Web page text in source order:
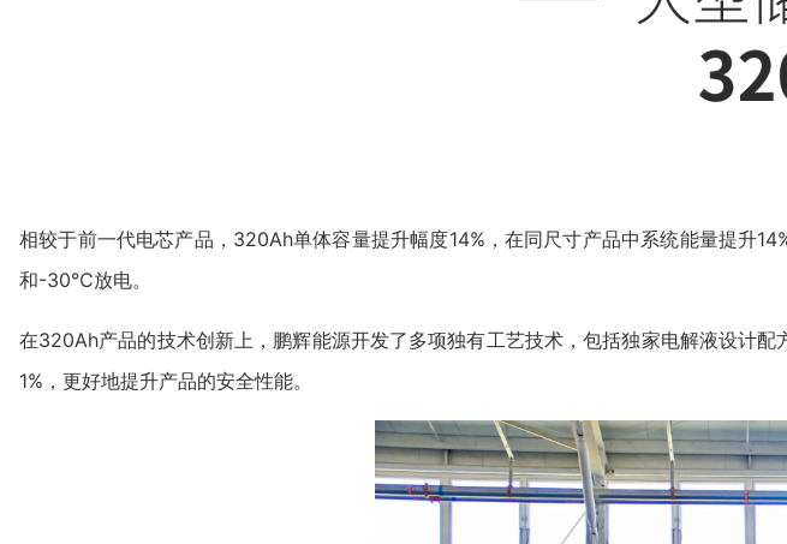
相较于前一代电芯产品，320Ah单体容量提升幅度14%，在同尺寸产品中系统能量提
和-30℃放电。
在320Ah产品的技术创新上，鹏辉能源开发了多项独有工艺技术，包括独家电解液设计
1%，更好地提升产品的安全性能。